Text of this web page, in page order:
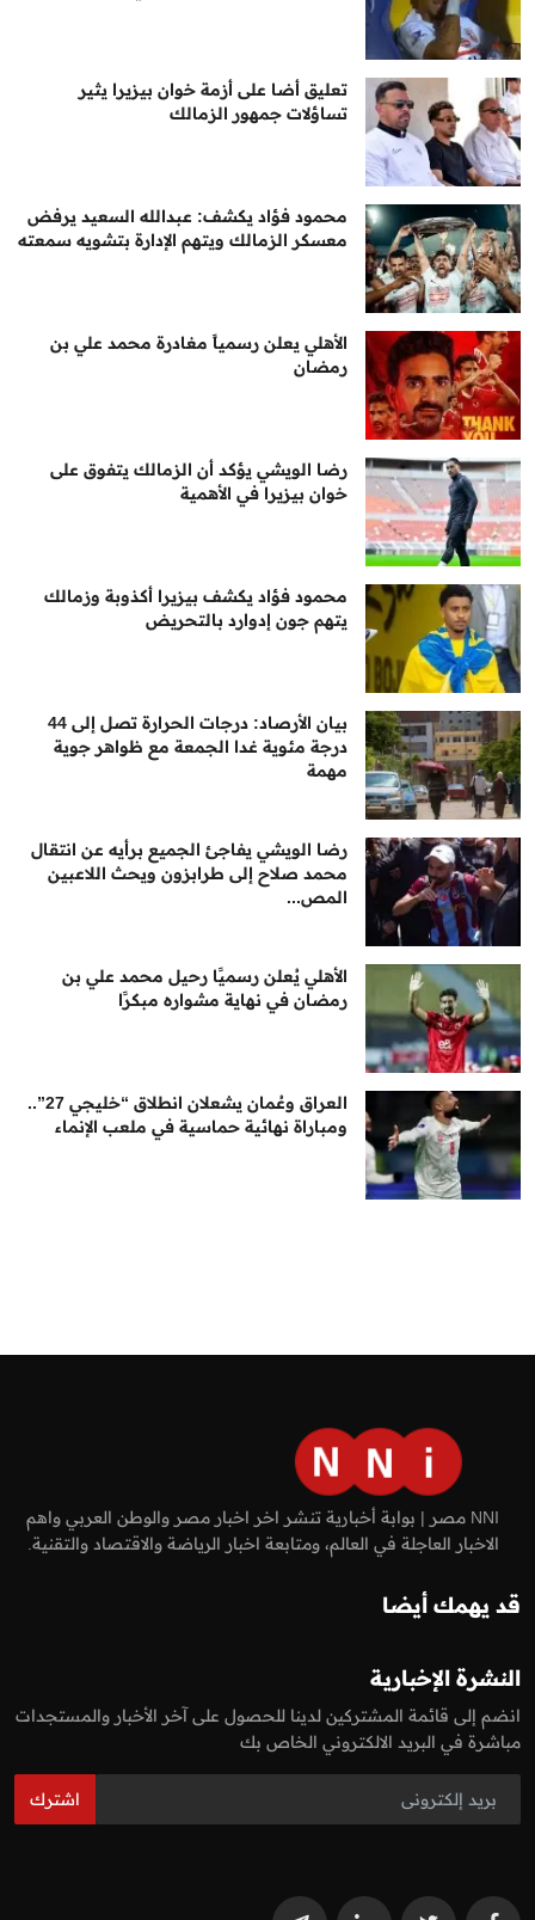
تعليق أضا على أزمة خوان بيزيرا يثير
تساؤلات جمهور الزمالك
محمود فؤاد يكشف: عبدالله السعيد يرفض
معسكر الزمالك ويتهم الإدارة بتشويه سمعته
الأهلي يعلن رسمياً مغادرة محمد علي بن
رمضان
رضا الويشي يؤكد أن الزمالك يتفوق على
خوان بيزيرا في الأهمية
محمود فؤاد يكشف بيزيرا أكذوبة وزمالك
يتهم جون إدوارد بالتحريض
بيان الأرصاد: درجات الحرارة تصل إلى 44
درجة مئوية غدا الجمعة مع ظواهر جوية
مهمة
رضا الويشي يفاجئ الجميع برأيه عن انتقال
محمد صلاح إلى طرابزون ويحث اللاعبين
المص...
الأهلي يُعلن رسميًا رحيل محمد علي بن
رمضان في نهاية مشواره مبكرًا
العراق وعُمان يشعلان انطلاق “خليجي 27”..
ومباراة نهائية حماسية في ملعب الإنماء
NNI مصر | بوابة أخبارية تنشر اخر اخبار مصر والوطن العربي واهم
الاخبار العاجلة في العالم، ومتابعة اخبار الرياضة والاقتصاد والتقنية.
قد يهمك أيضا
النشرة الإخبارية
انضم إلى قائمة المشتركين لدينا للحصول على آخر الأخبار والمستجدات
مباشرة في البريد الالكتروني الخاص بك
اشترك